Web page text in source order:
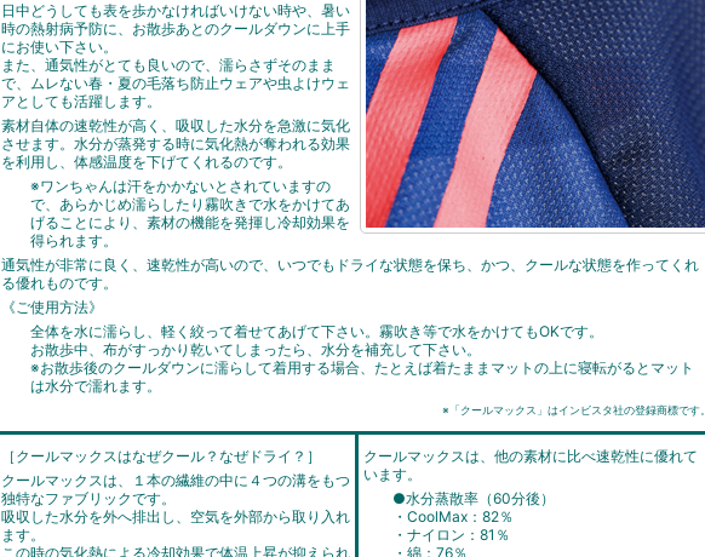
日中どうしても表を歩かなければいけない時や、暑い
時の熱射病予防に、お散歩あとのクールダウンに上手
にお使い下さい。
また、通気性がとても良いので、濡らさずそのまま
で、ムレない春・夏の毛落ち防止ウェアや虫よけウェ
アとしても活躍します。
素材自体の速乾性が高く、吸収した水分を急激に気化
させます。水分が蒸発する時に気化熱が奪われる効果
を利用し、体感温度を下げてくれるのです。
※ワンちゃんは汗をかかないとされていますの
で、あらかじめ濡らしたり霧吹きで水をかけてあ
げることにより、素材の機能を発揮し冷却効果を
得られます。
通気性が非常に良く、速乾性が高いので、いつでもドライな状態を保ち、かつ、クールな状態を作ってくれ
る優れものです。
《ご使用方法》
全体を水に濡らし、軽く絞って着せてあげて下さい。霧吹き等で水をかけてもOKです。
お散歩中、布がすっかり乾いてしまったら、水分を補充して下さい。
※お散歩後のクールダウンに濡らして着用する場合、たとえば着たままマットの上に寝転がるとマット
は水分で濡れます。
※「クールマックス」はインビスタ社の登録商標です
［クールマックスはなぜクール？なぜドライ？］
クールマックスは、１本の繊維の中に４つの溝をもつ
独特なファブリックです。
吸収した水分を外へ排出し、空気を外部から取り入れ
ます。
この時の気化熱による冷却効果で体温上昇が抑えられ
クールマックスは、他の素材に比べ速乾性に優れて
います。
●水分蒸散率（60分後）
・CoolMax：82％
・ナイロン：81％
・綿：76％